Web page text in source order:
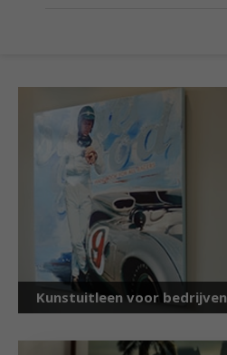
Kunstuitleen voor bedrijven